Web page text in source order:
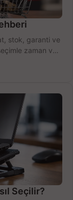
stok, garanti ve
zaman ve
Seçilir?